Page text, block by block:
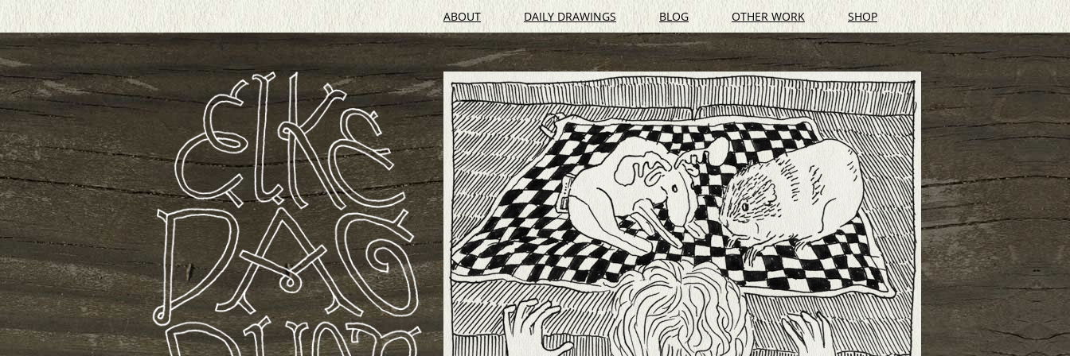
ABOUT DAILY DRAWINGS BLOG OTHER WORK SHOP